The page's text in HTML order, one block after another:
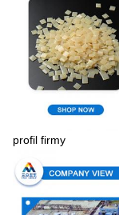
profil firmy